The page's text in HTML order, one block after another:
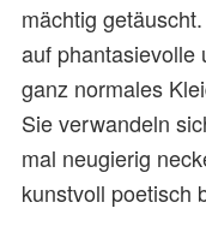
mächtig
auf phantasievolle
ganz normales
Sie verwandeln
mal neugierig
kunstvoll poetisch